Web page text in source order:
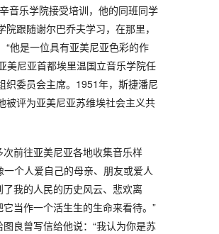
音乐学院接受培训，他的同班同学
跟随谢尔巴乔夫学习，在那里，
他是一位具有亚美尼亚色彩的作
美尼亚首都埃里温国立音乐学院任
织委员会主席。1951年，斯捷潘尼
被评为亚美尼亚苏维埃社会主义共
前往亚美尼亚各地收集音乐样
一个人爱自己的母亲、朋友或爱人
我的人民的历史风云、悲欢离
当作一个活生生的生命来看待。”
良曾写信给他说：“我认为你是苏